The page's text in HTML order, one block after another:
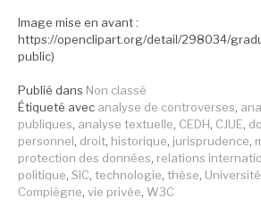
Image mise en avant :
https://openclipart.org/detail/298034/
public)
Publié dans Non classé
Étiqueté avec analyse de controverses,
publiques, analyse textuelle, CEDH, CJUE,
personnel, droit, historique, jurisprudence,
protection des données, relations
politique, SIC, technologie, thèse,
Compiègne, vie privée, W3C